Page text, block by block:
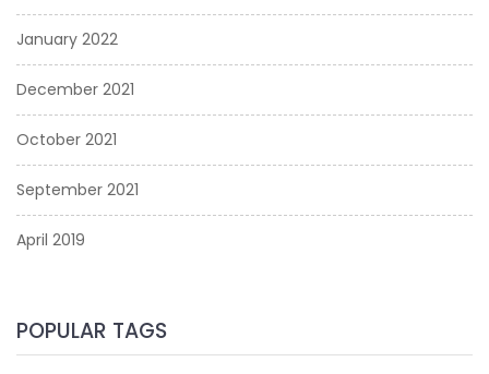
January 2022
December 2021
October 2021
September 2021
April 2019
POPULAR TAGS